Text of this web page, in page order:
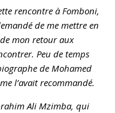
rencontre à Fomboni,
de me mettre en
mon retour aux
Peu de temps
de Mohamed
l’avait recommandé.
Ali Mzimba, qui